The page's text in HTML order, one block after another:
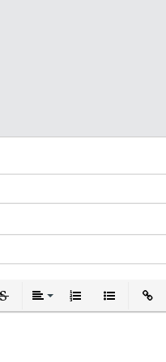
Выравнивание
Нумерованный